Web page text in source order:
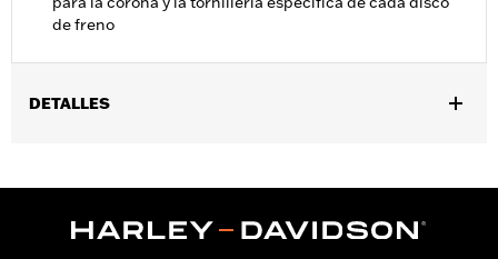
de freno
DETALLES
FLTRXL.
Instrucciones de instalación